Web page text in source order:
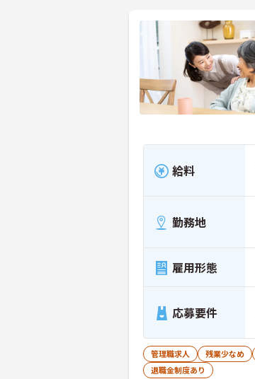
給料
勤務地
雇用形態
応募要件
管理職求人 残業少なめ
退職金制度あり